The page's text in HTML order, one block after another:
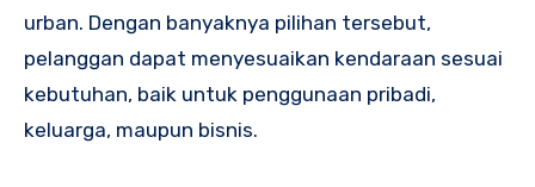
urban. Dengan banyaknya pilihan tersebut,
pelanggan dapat menyesuaikan kendaraan sesuai
kebutuhan, baik untuk penggunaan pribadi,
keluarga, maupun bisnis.